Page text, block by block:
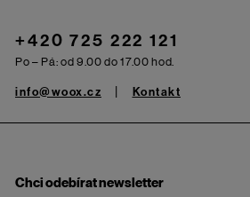
+420 725 222 121
Po – Pá: od 9.00 do 17.00 hod.
info@woox.cz Kontakt
Chci odebírat newsletter